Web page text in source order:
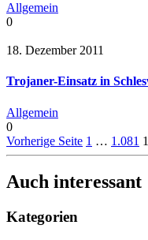
Allgemein
0
18. Dezember 2011
Trojaner-Einsatz in
Allgemein
0
Vorherige Seite 1 … 1.081
Auch interessant
Kategorien